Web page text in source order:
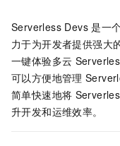
Serverless Devs 是一
力于为开发者提供强大
一键体验多云
可以方便地管理
简单快速地将
升开发和运维效率。